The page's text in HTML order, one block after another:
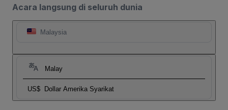
Acara langsung di seluruh dunia
Malaysia
Malay
US$ Dollar Amerika Syarikat